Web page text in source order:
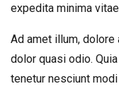
expedita minima
Ad amet illum, dolore
dolor quasi odio.
tenetur nesciunt